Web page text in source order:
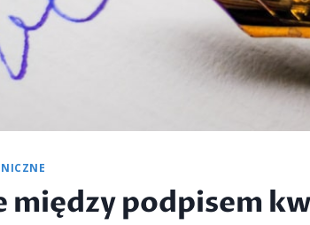
między podpisem